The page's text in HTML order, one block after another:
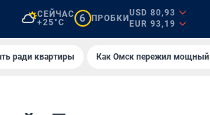
СЕЙЧАС
+25°C
6 ПРОБКИ
USD 80,93
EUR 93,19
ради квартиры Как Омск пережил мощный